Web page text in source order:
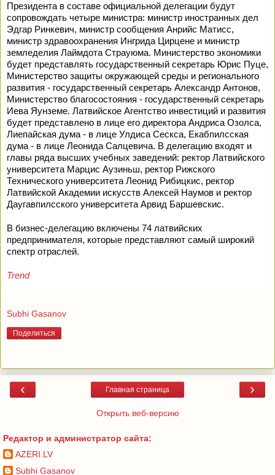
Президента в составе официальной делегации будут
сопровождать четыре министра: министр иностранных дел
Эдгар Ринкевич, министр сообщения Анрийс Матисс,
министр здравоохранения Ингрида Цирцене и министр
земледелия Лаймдота Страуюма. Министерство экономики
будет представлять государственный секретарь Юрис Пуце,
Министерство защиты окружающей среды и регионального
развития - государственный секретарь Александр Антонов,
Министерство благосостояния - государственный секретарь
Иева Яунземе. Латвийское Агентство инвестиций и развития
будет представлено в лице его директора Андриса Озолса,
Лиепайская дума - в лице Улдиса Сескса, Екабпилсская
дума - в лице Леонида Салцевича. В делегацию входят и
главы ряда высших учебных заведений: ректор Латвийского
университета Марцис Аузиньш, ректор Рижского
Технического университета Леонид Рибицкис, ректор
Латвийской Академии искусств Алексей Наумов и ректор
Даугавпилсского университета Арвид Баршевскис.
В бизнес-делегацию включены 74 латвийских
предпринимателя, которые представляют самый широкий
спектр отраслей.
Trend
Subhi Gasanov
Поделиться
‹ ›
Главная страница
Открыть веб-версию
Редактор и администратор сайта:
AZERI.LV
Subhi Gasanov